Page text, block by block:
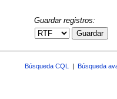
Guardar registros:
Guardar
Búsqueda CQL Búsqueda